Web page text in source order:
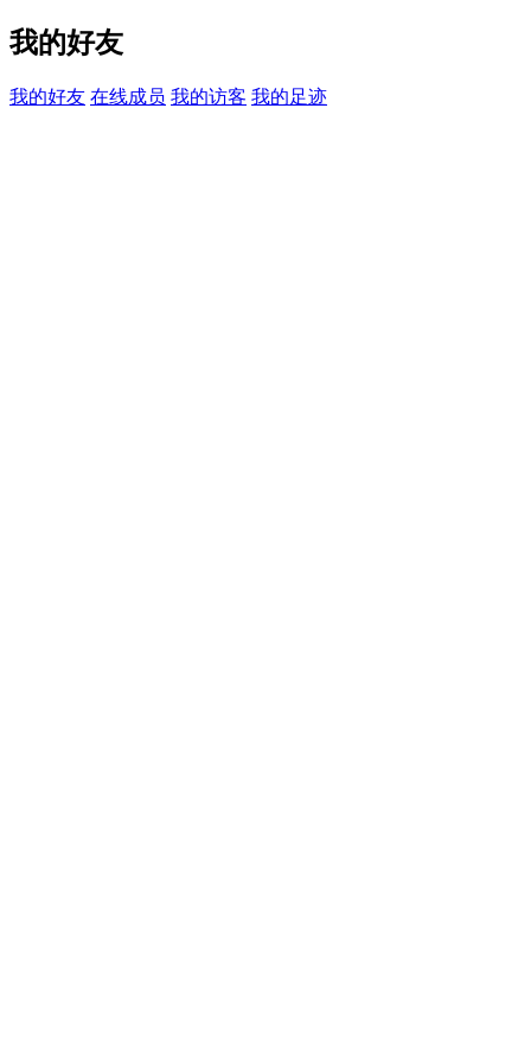
我的好友
我的好友 在线成员 我的访客 我的足迹